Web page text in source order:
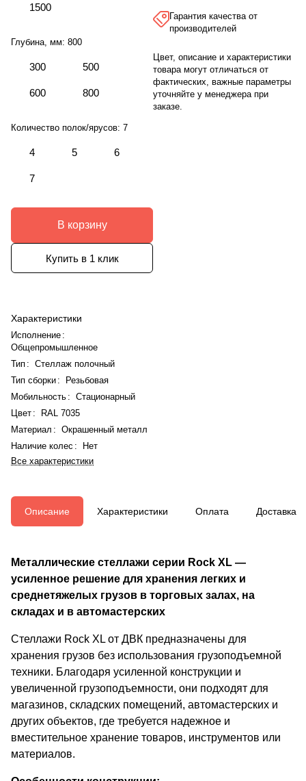
1500
Глубина, мм: 800
300 500
600 800
Количество полок/ярусов: 7
4 5 6
7
В корзину
Купить в 1 клик
Характеристики
Исполнение :
Общепромышленное
Тип : Стеллаж полочный
Тип сборки:
Резьбовая
Мобильность : Стационарный
Цвет :
RAL 7035
Материал : Окрашенный металл
Наличие колес :
Нет
Все характеристики
Гарантия качества от
производителей
Цвет, описание и характеристики
товара могут отличаться от
фактических, важные параметры
уточняйте у менеджера при
заказе.
Описание Характеристики Оплата Доставка
Металлические стеллажи серии Rock XL —
усиленное решение для хранения легких и
среднетяжелых грузов в торговых залах, на
складах и в автомастерских
Стеллажи Rock XL от ДВК предназначены для
хранения грузов без использования грузоподъемной
техники. Благодаря усиленной конструкции и
увеличенной грузоподъемности, они подходят для
магазинов, складских помещений, автомастерских и
других объектов, где требуется надежное и
вместительное хранение товаров, инструментов или
материалов.